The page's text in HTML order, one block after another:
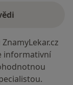
informativní